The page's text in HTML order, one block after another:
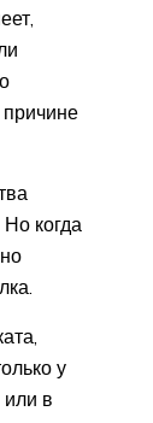
Но когда
у
в